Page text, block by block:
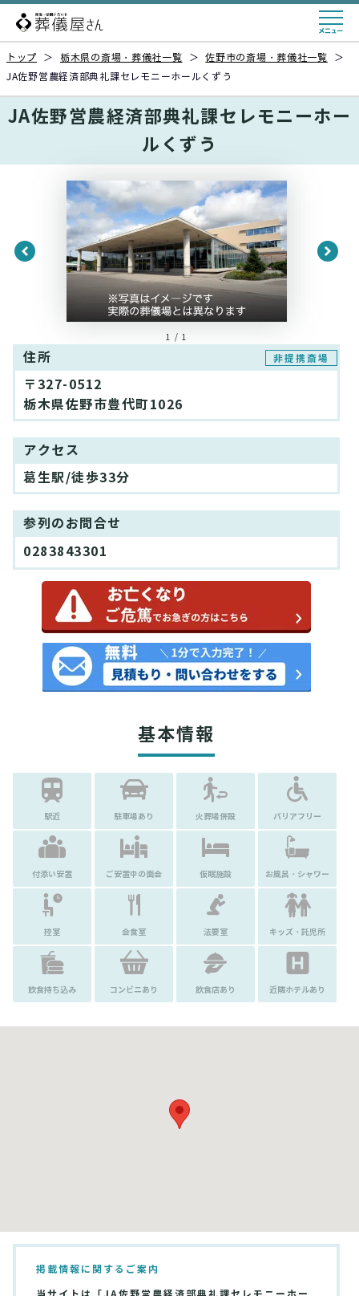
トップ ＞ 栃木県の斎場・葬儀社一覧 ＞ 佐野市の斎場・葬儀社一覧
＞
JA佐野営農経済部典礼課セレモニーホールくずう
JA佐野営農経済部典礼課セレモニーホー
ルくずう
1 / 1
住所 非提携斎場
〒327-0512
栃木県佐野市豊代町1026
アクセス
葛生駅/徒歩33分
参列のお問合せ
0283843301
基本情報
駅近 駐車場あり 火葬場併設 バリアフリー
付添い安置 ご安置中の面会 仮眠施設 お風呂・シャワー
控室 会食室 法要室 キッズ・託児所
飲食持ち込み コンビニあり 飲食店あり 近隣ホテルあり
掲載情報に関するご案内